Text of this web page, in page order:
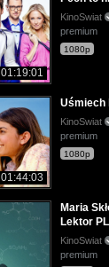
01:19:01
KinoSwiat
premium
1080p
01:44:03
Uśmiech
KinoSwiat
premium
1080p
Maria
Lektor PL
KinoSwiat
premium